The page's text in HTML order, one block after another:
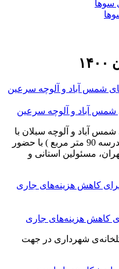
شمس آباد و آلوچه سرعین
شمس آباد و آلوچه سبلان با
مساحتی بالغ بر 180 متر مربع ( هر مدرسه 90 متر مربع ) با حضور
مسئولین استانی و
کاهش هزینه‌های جاری
شهرداری در جهت